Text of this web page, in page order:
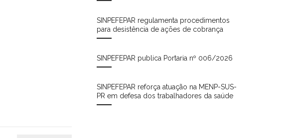
SINPEFEPAR regulamenta procedimentos
para desistência de ações de cobrança
SINPEFEPAR publica Portaria nº 006/2026
SINPEFEPAR reforça atuação na MENP-SUS-
PR em defesa dos trabalhadores da saúde